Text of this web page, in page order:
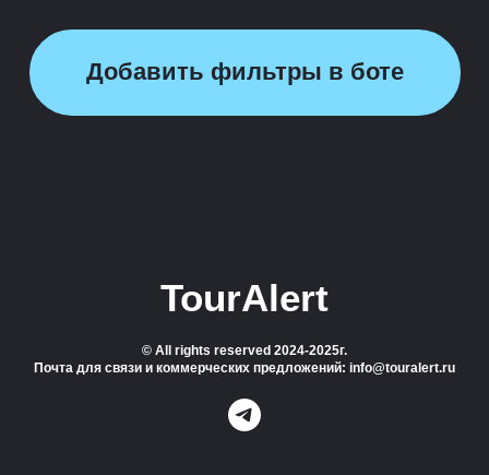
Добавить фильтры в боте
TourAlert
© All rights reserved 2024-2025г.
Почта для связи и коммерческих предложений: info@touralert.ru